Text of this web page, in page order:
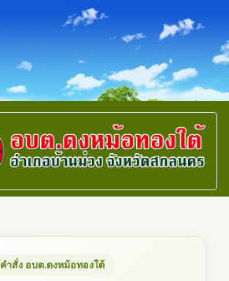
คำสั่ง อบต.ดงหม้อทองใต้